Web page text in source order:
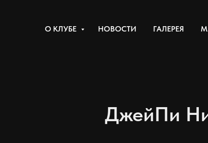
О КЛУБЕ НОВОСТИ ГАЛЕРЕЯ
ДжейПи